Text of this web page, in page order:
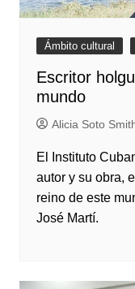
Ámbito cultural
Escritor
mundo
Alicia Soto
El Instituto
autor y su obra,
reino de este
José Martí.